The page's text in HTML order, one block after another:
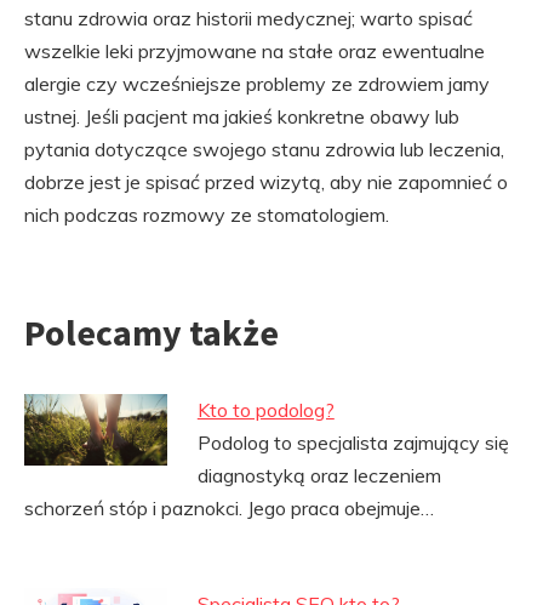
stanu zdrowia oraz historii medycznej; warto spisać
wszelkie leki przyjmowane na stałe oraz ewentualne
alergie czy wcześniejsze problemy ze zdrowiem jamy
ustnej. Jeśli pacjent ma jakieś konkretne obawy lub
pytania dotyczące swojego stanu zdrowia lub leczenia,
dobrze jest je spisać przed wizytą, aby nie zapomnieć o
nich podczas rozmowy ze stomatologiem.
Polecamy także
Kto to podolog?
Podolog to specjalista zajmujący się
diagnostyką oraz leczeniem
schorzeń stóp i paznokci. Jego praca obejmuje…